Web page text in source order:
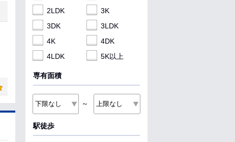
2LDK
3K
3DK
3LDK
4K
4DK
4LDK
5K以上
専有面積
～
駅徒歩